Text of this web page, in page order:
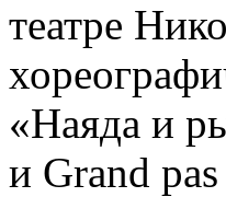
театре
«Наяда и
и Grand